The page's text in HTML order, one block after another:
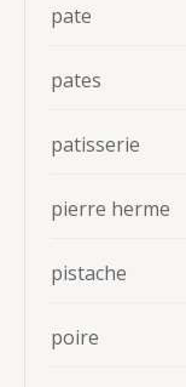
pate
pates
patisserie
pierre herme
pistache
poire